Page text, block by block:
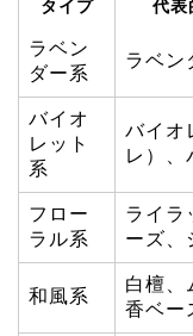
タイプ 代表
ラベン
ダー系
ラベン
バイオ
レット
系
バイオ
レ）、
フロー
ラル系
ライラ
ーズ、
和風系
白檀、
香ベー